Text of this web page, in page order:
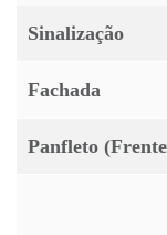
Sinalização
Fachada
Panfleto